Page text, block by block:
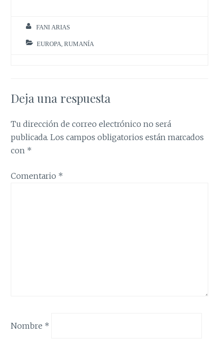
FANI ARIAS
EUROPA ,RUMANÍA
Deja una respuesta
Tu dirección de correo electrónico no será
publicada. Los campos obligatorios están marcados
con *
Comentario *
Nombre *